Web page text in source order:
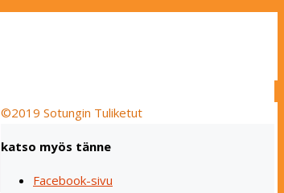
katso myös tänne
Facebook-sivu
©2019 Sotungin Tuliketut